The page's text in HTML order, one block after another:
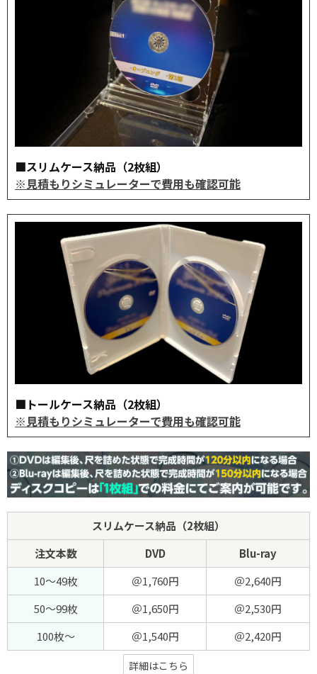
■スリムケース納品（2枚組）
※見積もりシミュレーターで費用も確認可能
■トールケース納品（2枚組）
※見積もりシミュレーターで費用も確認可能
スリムケース納品（2枚組）
注文本数
DVD
Blu-ray
10～49枚
＠1,760円
＠2,640円
50～99枚
＠1,650円
＠2,530円
100枚～
＠1,540円 ＠2,420円
詳細はこちら